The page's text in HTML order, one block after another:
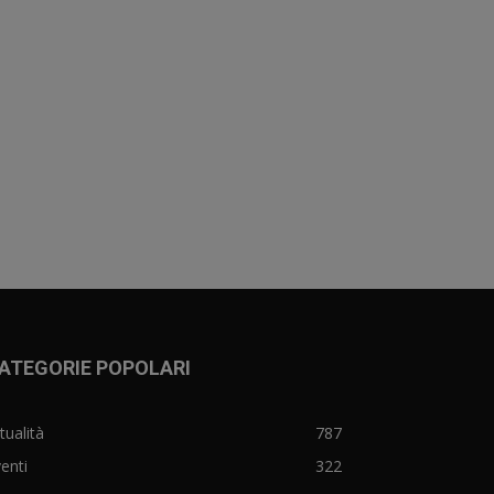
POPOLARI
787
322